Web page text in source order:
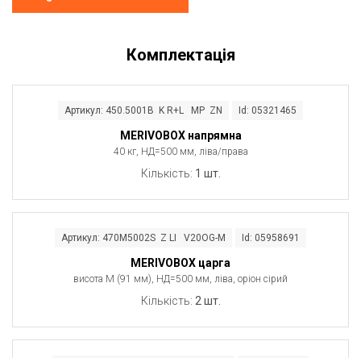
Комплектація
Артикул: 450.5001B K R+L MP ZN Id: 05321465
MERIVOBOX напрямна
40 кг, НД=500 мм, ліва/права
Кількість: 1 шт.
Артикул: 470M5002S Z LI V20OG-M Id: 05958691
MERIVOBOX царга
висота M (91 мм), НД=500 мм, ліва, оріон сірий
Кількість: 2 шт.